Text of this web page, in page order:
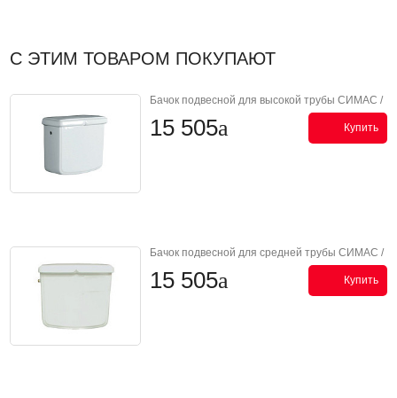
С ЭТИМ ТОВАРОМ ПОКУПАЮТ
Бачок подвесной для высокой трубы СИМАС /
SIMAS Аркада / ARCADE AR 802 bia
15 505 Купить
Бачок подвесной для средней трубы СИМАС /
SIMAS Аркада / ARCADE AR 812 bia
15 505 Купить